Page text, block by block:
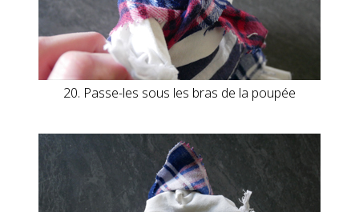
20. Passe-les sous les bras de la poupée